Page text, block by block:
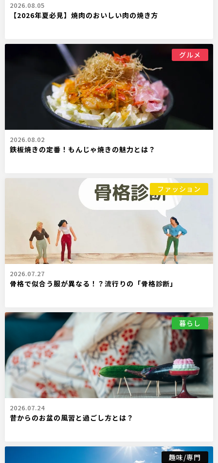
2026.08.05
【2026年夏必見】焼肉のおいしい肉の焼き方
グルメ
2026.08.02
鉄板焼きの定番！もんじゃ焼きの魅力とは？
ファッション
2026.07.27
骨格で似合う服が異なる！？流行りの「骨格診断」
暮らし
2026.07.24
昔からのお盆の風習と過ごし方とは？
趣味/専門